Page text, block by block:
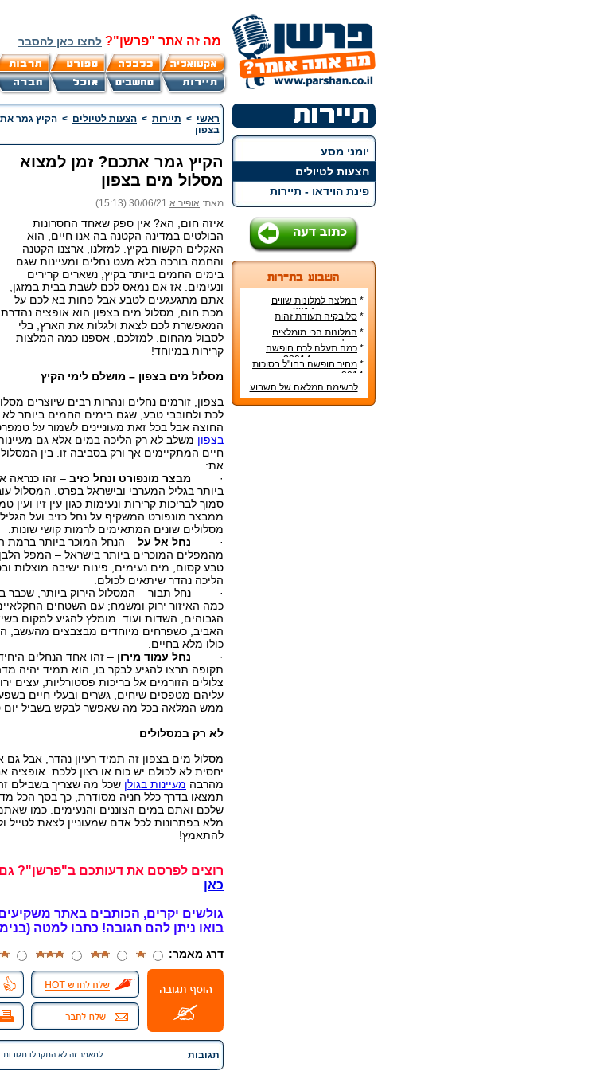
מה זה אתר "פרשן"? לחצו כאן להסבר
יומני מסע
הצעות לטיולים
פינת הוידאו - תיירות
* המלצה למלונות שווים
ברומא בקיץ 2014
* סלובקיה תעודת זהות
* המלונות הכי מומלצים
בבייג'ינג
* כמה תעלה לכם חופשה
בראש השנה 2014?
* מחיר חופשה בחו"ל בסוכות
2014
לרשימה המלאה של השבוע
ראשי > תיירות > הצעות לטיולים > הקיץ גמר
בצפון
הקיץ גמר אתכם? זמן למצוא
מסלול מים בצפון
מאת: אופיר א 30/06/21 (15:13)
איזה חום, הא? אין ספק שאחד החסרונות
הבולטים במדינה הקטנה בה אנו חיים, הוא
האקלים הקשוח בקיץ. למזלנו, ארצנו הקטנה
והחמה בורכה בלא מעט נחלים ומעיינות שגם
בימים החמים ביותר בקיץ, נשארים קרירים
ונעימים. אז אם נמאס לכם לשבת בבית במזגן,
אתם מתגעגעים לטבע אבל פחות בא לכם על
מכת חום, מסלול מים בצפון הוא אופציה נהדרת
המאפשרת לכם לצאת ולגלות את הארץ, בלי
לסבול מהחום. למזלכם, אספנו כמה המלצות
קרירות במיוחד!
מסלול מים בצפון – מושלם לימי הקיץ
בצפון, זורמים נחלים ונהרות רבים שיוצרים
לכת ולחובבי טבע, שגם בימים החמים ביותר לא
החוצה אבל בכל זאת מעוניינים לשמור על
בצפון משלב לא רק הליכה במים אלא גם
חיים המתקיימים אך ורק בסביבה זו. בין
את:
· מבצר מונפורט ונחל כזיב – זהו כנראה
ביותר בגליל המערבי ובישראל בפרט. המסלול
סמוך לבריכות קרירות ונעימות כגון עין זיו
ממבצר מונפורט המשקיף על נחל כזיב ועל הגליל
מסלולים שונים המתאימים לרמות קושי שונות.
· נחל אל על – הנחל המוכר ביותר ברמת
מהמפלים המוכרים ביותר בישראל – המפל
טבע קסום, מים נעימים, פינות ישיבה מוצלות
הליכה נהדר שיתאים לכולם.
· נחל תבור – המסלול הירוק ביותר, שכבר
כמה האיזור ירוק ומשמח; עם השטחים
הגבוהים, השדות ועוד. מומלץ להגיע למקום
האביב, כשפרחים מיוחדים מבצבצים מהעשב,
כולו מלא בחיים.
· נחל עמוד מירון – זהו אחד הנחלים
תקופה תרצו להגיע לבקר בו, הוא תמיד יהיה
צלולים הזורמים אל בריכות פסטורליות, עצים
עליהם מטפסים שיחים, גשרים ובעלי חיים
ממש המלאה בכל מה שאפשר לבקש בשביל יום
לא רק במסלולים
מסלול מים בצפון זה תמיד רעיון נהדר, אבל
יחסית לא לכולם יש כוח או רצון ללכת. אופציה
מהרבה מעיינות בגולן שכל מה שצריך בשבילם
תמצאו בדרך כלל חניה מסודרת, כך בסך הכל
שלכם ואתם במים הצוננים והנעימים. כמו
מלא בפתרונות לכל אדם שמעוניין לצאת לטייל
להתאמץ!
רוצים לפרסם את דעותכם ב"פרשן"?
כאן
גולשים יקרים, הכותבים באתר
בואו ניתן להם תגובה! כתבו למטה
דרג מאמר:
תגובות למאמר זה לא התקבלו תגובות